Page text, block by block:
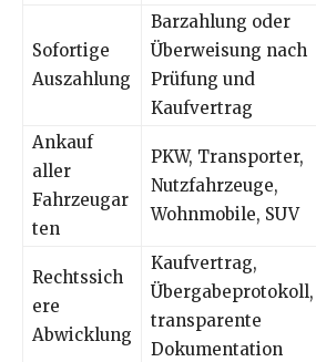
Sofortige
Auszahlung
Barzahlung oder
Überweisung nach
Prüfung und
Kaufvertrag
Ankauf
aller
Fahrzeugar
ten
PKW, Transporter,
Nutzfahrzeuge,
Wohnmobile, SUV
Rechtssich
ere
Abwicklung
Kaufvertrag,
Übergabeprotokoll,
transparente
Dokumentation